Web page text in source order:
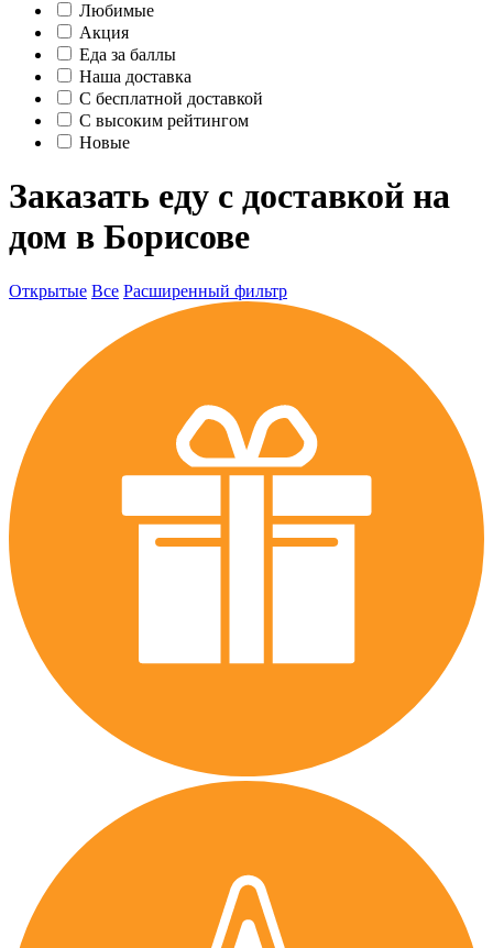
Любимые
Акция
Еда за баллы
Наша доставка
C бесплатной доставкой
С высоким рейтингом
Новые
Заказать еду с доставкой на
дом в Борисове
Открытые Все Расширенный фильтр